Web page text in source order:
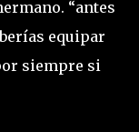
“antes
equipar
siempre si